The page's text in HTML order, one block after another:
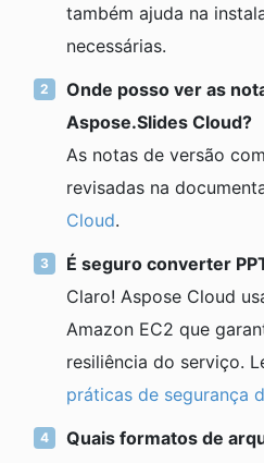
também ajuda na
necessárias.
Onde posso ver as
Aspose.Slides Cloud?
As notas de versão
revisadas na
Cloud.
É seguro converter
Claro! Aspose Cloud
Amazon EC2 que
resiliência do serviço.
práticas de segurança
Quais formatos de